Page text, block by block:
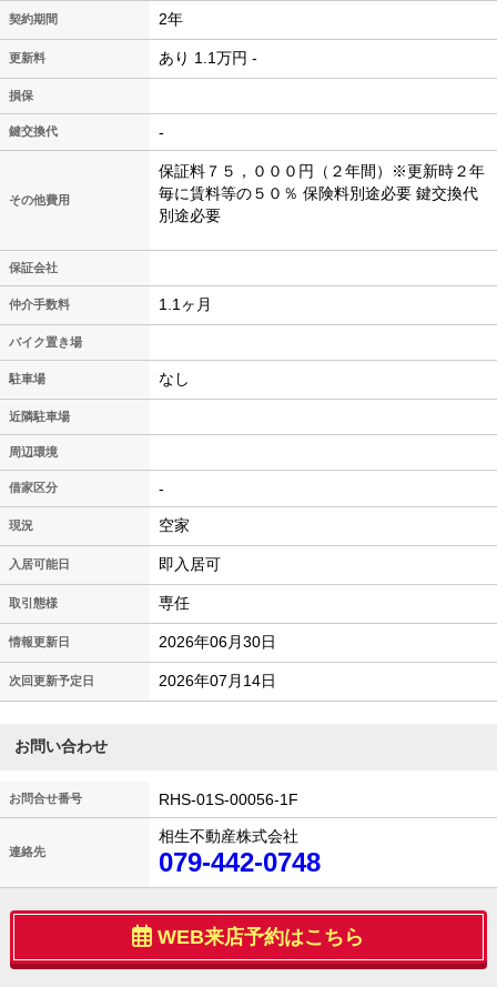
契約期間 2年
更新料 あり 1.1万円 -
損保
鍵交換代 -
その他費用
保証料７５，０００円（２年間）※更新時２年
毎に賃料等の５０％ 保険料別途必要 鍵交換代
別途必要
保証会社
仲介手数料 1.1ヶ月
バイク置き場
駐車場 なし
近隣駐車場
周辺環境
借家区分 -
現況 空家
入居可能日 即入居可
取引態様 専任
情報更新日 2026年06月30日
次回更新予定日 2026年07月14日
お問い合わせ
お問合せ番号 RHS-01S-00056-1F
連絡先
相生不動産株式会社
079-442-0748
WEB来店予約はこちら